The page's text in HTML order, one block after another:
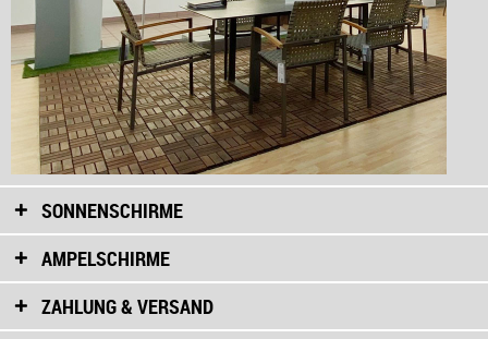
SONNENSCHIRME
AMPELSCHIRME
ZAHLUNG & VERSAND